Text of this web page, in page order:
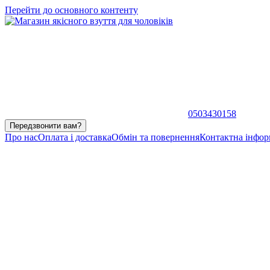
Перейти до основного контенту
0503430158
Передзвонити вам?
Про насОплата і доставкаОбмін та поверненняКонтактна